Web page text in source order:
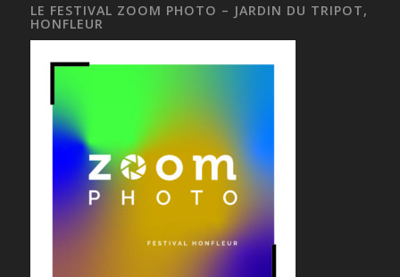
LE FESTIVAL ZOOM PHOTO – JARDIN DU TRIPOT,
HONFLEUR